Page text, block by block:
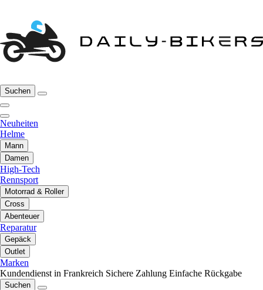
Suchen
Neuheiten
Helme
Mann
Damen
High-Tech
Rennsport
Motorrad & Roller
Cross
Abenteuer
Reparatur
Gepäck
Outlet
Marken
Kundendienst in Frankreich Sichere Zahlung Einfache Rückgabe
Suchen